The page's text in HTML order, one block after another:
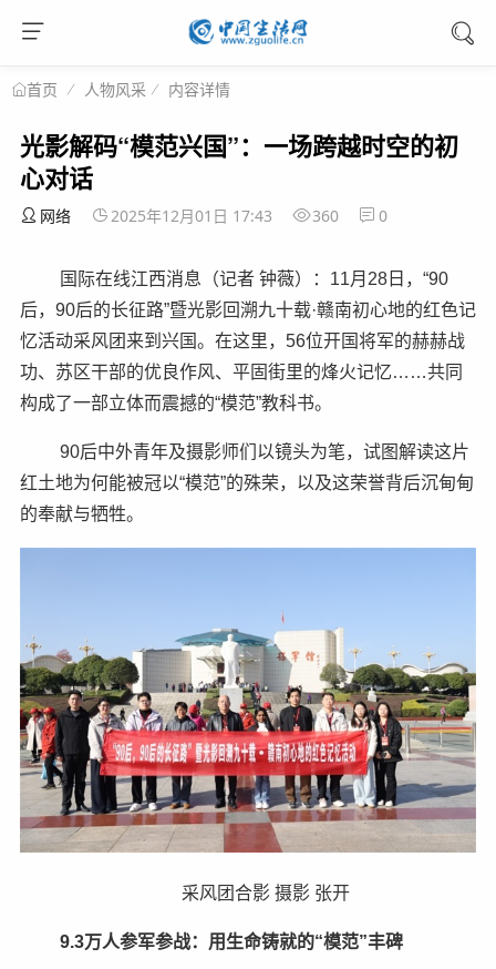
首页 人物风采 内容详情
光影解码“模范兴国”：一场跨越时空的初
心对话
网络 2025年12月01日 17:43 360 0
国际在线江西消息（记者 钟薇）：11月28日，“90
后，90后的长征路”暨光影回溯九十载·赣南初心地的红色记
忆活动采风团来到兴国。在这里，56位开国将军的赫赫战
功、苏区干部的优良作风、平固街里的烽火记忆……共同
构成了一部立体而震撼的“模范”教科书。
90后中外青年及摄影师们以镜头为笔，试图解读这片
红土地为何能被冠以“模范”的殊荣，以及这荣誉背后沉甸甸
的奉献与牺牲。
采风团合影 摄影 张开
9.3万人参军参战：用生命铸就的“模范”丰碑